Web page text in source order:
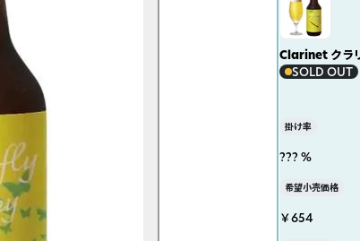
Clarinet クラ
SOLD OUT
掛け率
??? %
希望小売価格
￥654